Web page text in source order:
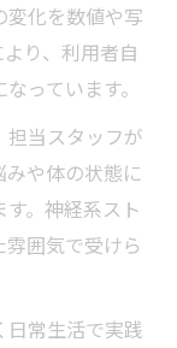
変化を数値や写
り、利用者自
っています。
当スタッフが
や体の状態に
。神経系スト
囲気で受けら
日常生活で実践